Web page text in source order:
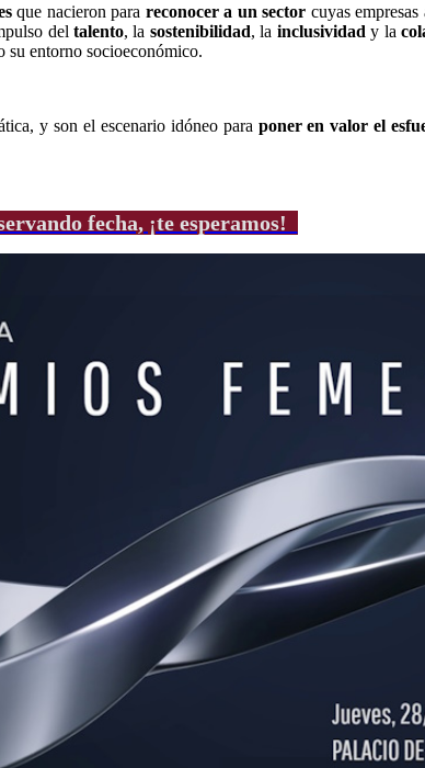
que nacieron para reconocer a un sector cuyas
deltalento, la sostenibilidad, la inclusividady la
su entorno socioeconómico.
y son el escenario idóneo para poner en valorel
fecha, ¡te esperamos!